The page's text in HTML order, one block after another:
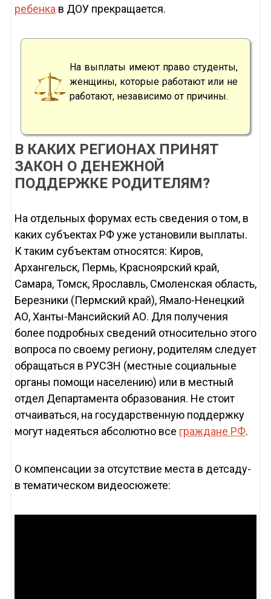
ребенка в ДОУ прекращается.
На выплаты имеют право студенты,
женщины, которые работают или не
работают, независимо от причины.
В КАКИХ РЕГИОНАХ ПРИНЯТ
ЗАКОН О ДЕНЕЖНОЙ
ПОДДЕРЖКЕ РОДИТЕЛЯМ?
На отдельных форумах есть сведения о том, в
каких субъектах РФ уже установили выплаты.
К таким субъектам относятся: Киров,
Архангельск, Пермь, Красноярский край,
Самара, Томск, Ярославль, Смоленская область,
Березники (Пермский край), Ямало-Ненецкий
АО, Ханты-Мансийский АО. Для получения
более подробных сведений относительно этого
вопроса по своему региону, родителям следует
обращаться в РУСЗН (местные социальные
органы помощи населению) или в местный
отдел Департамента образования. Не стоит
отчаиваться, на государственную поддержку
могут надеяться абсолютно все граждане РФ.
О компенсации за отсутствие места в детсаду-
в тематическом видеосюжете: